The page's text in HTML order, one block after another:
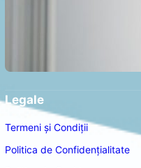
Legale
Termeni și Condiții
Politica de Confidențialitate